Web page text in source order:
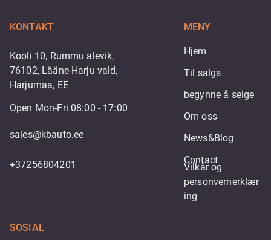
KONTAKT
Kooli 10, Rummu alevik,
76102, Lääne-Harju vald,
Harjumaa, EE
Open Mon-Fri 08:00 - 17:00
sales@kbauto.ee
+37256804201
MENY
Hjem
Til salgs
begynne å selge
Om oss
News&Blog
Contact
Vilkår og
personvernerklær
ing
SOSIAL